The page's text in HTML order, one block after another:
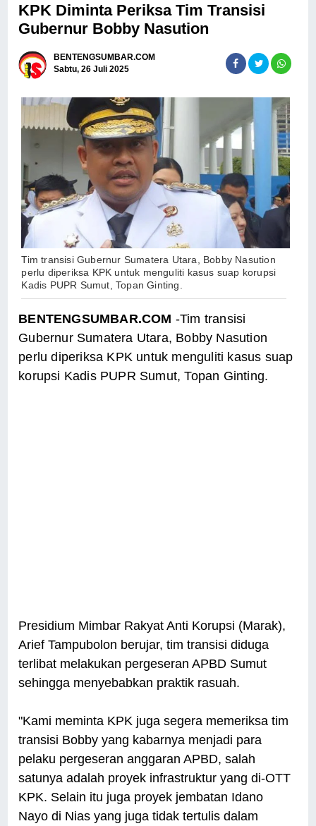
KPK Diminta Periksa Tim Transisi
Gubernur Bobby Nasution
BENTENGSUMBAR.COM
Sabtu, 26 Juli 2025
Tim transisi Gubernur Sumatera Utara, Bobby Nasution
perlu diperiksa KPK untuk menguliti kasus suap korupsi
Kadis PUPR Sumut, Topan Ginting.
BENTENGSUMBAR.COM -Tim transisi
Gubernur Sumatera Utara, Bobby Nasution
perlu diperiksa KPK untuk menguliti kasus suap
korupsi Kadis PUPR Sumut, Topan Ginting.
Presidium Mimbar Rakyat Anti Korupsi (Marak),
Arief Tampubolon berujar, tim transisi diduga
terlibat melakukan pergeseran APBD Sumut
sehingga menyebabkan praktik rasuah.
"Kami meminta KPK juga segera memeriksa tim
transisi Bobby yang kabarnya menjadi para
pelaku pergeseran anggaran APBD, salah
satunya adalah proyek infrastruktur yang di-OTT
KPK. Selain itu juga proyek jembatan Idano
Nayo di Nias yang juga tidak tertulis dalam